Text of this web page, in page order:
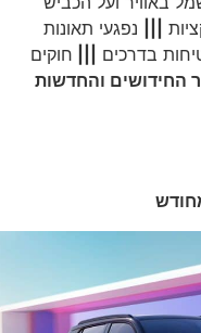
|||
נפגעי תאונות
בדרכים|||
חוקים
והחדשות